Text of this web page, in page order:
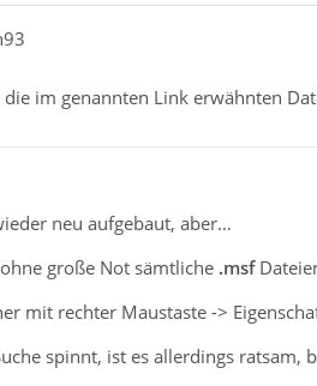
im genannten Link erwähnten
neu aufgebaut, aber…
große Not sämtliche .msf
mit rechter Maustaste ->
spinnt, ist es allerdings ratsam,